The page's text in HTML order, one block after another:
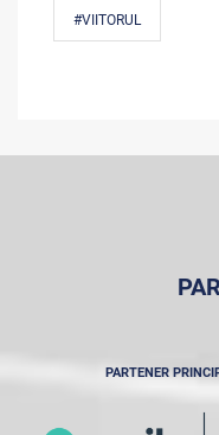
#VIITORUL
PARTENER